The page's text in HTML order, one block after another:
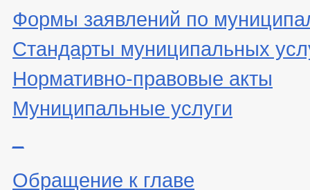
Формы заявлений по
Стандарты муниципальных
Нормативно-правовые акты
Муниципальные услуги
Обращение к главе